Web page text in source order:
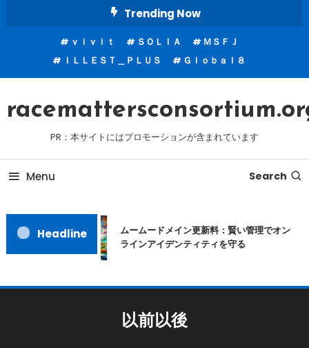
Trending Now
ｖｉｖｉｔ ＳＯＬＩＡ
ＭＳＦＪ
ＩＬＬＥＳＴ＿ＰＬＵＳ
Ｇｌｏｂａｌ８
PR：本サイトにはプロモーションが含まれています
Menu Search
Headline
ムームードメイン更新料：賢い管理でオン
ラインアイデンティティを守る
以前以後